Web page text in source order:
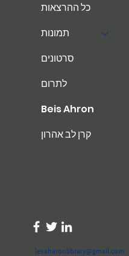
כל ההרצאות
תמונות
סרטונים
לתרום
Beis Ahron
קרן לב אהרון
levaharonlibrary@gmail.com